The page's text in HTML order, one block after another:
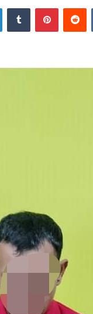
LinkedInTumblr Pinterest